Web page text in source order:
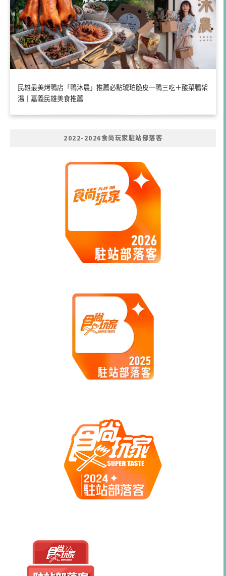
民雄最美烤鴨店「鴨沐農」推薦必點琥珀脆皮一鴨三吃＋酸菜鴨架
湯｜嘉義民雄美食推薦
2022-2026食尚玩家駐站部落客